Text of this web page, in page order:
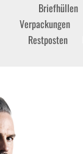
Briefhüllen
Verpackungen
Restposten